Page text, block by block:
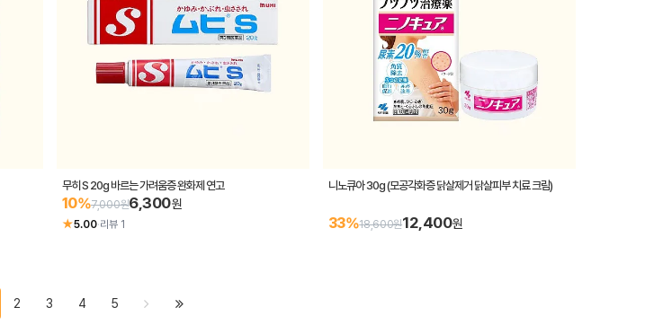
무히 S 20g 바르는 가려움증 완화제 연고
10%7,000원6,300원
★5.00·리뷰 1
니노큐아 30g (모공각화증 닭살제거 닭살피부 치료 크림)
33%18,600원12,400원
2 3 4 5